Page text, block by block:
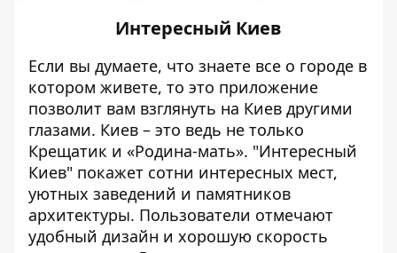
Интересный Киев
Если вы думаете, что знаете все о городе в
котором живете, то это приложение
позволит вам взглянуть на Киев другими
глазами. Киев – это ведь не только
Крещатик и «Родина-мать». "Интересный
Киев" покажет сотни интересных мест,
уютных заведений и памятников
архитектуры. Пользователи отмечают
удобный дизайн и хорошую скорость